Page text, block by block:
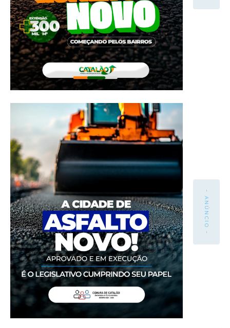
- ANÚNCIO -